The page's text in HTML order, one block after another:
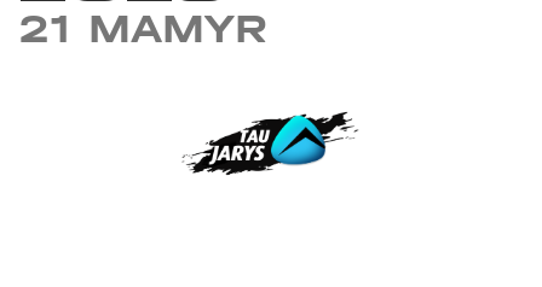
21 MAMYR